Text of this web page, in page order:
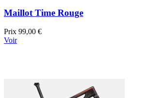
Maillot Time Rouge
Prix 99,00 €
Voir